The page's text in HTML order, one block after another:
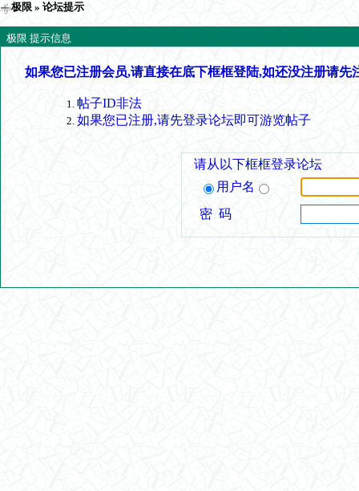
极限 » 论坛提示
极限 提示信息
如果您已注册会员,请直接在底下框框登陆,如还没注册请先
帖子ID非法
如果您已注册,请先登录论坛即可游览帖子
请从以下框框登录论坛
用户名
密 码